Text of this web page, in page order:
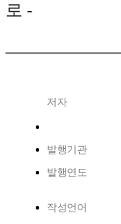
로 -
저자
발행기관
발행연도
작성언어